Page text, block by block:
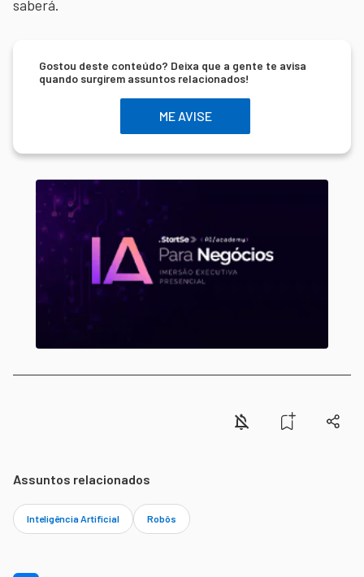
saberá.
Gostou deste conteúdo? Deixa que a gente te avisa
quando surgirem assuntos relacionados!
ME AVISE
Assuntos relacionados
Inteligência Artificial Robôs